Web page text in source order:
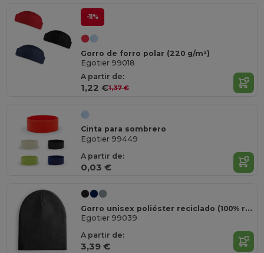
-11%
Gorro de forro polar (220 g/m²)
Egotier 99018
A partir de:
1,22 €1,37 €
Cinta para sombrero
Egotier 99449
A partir de:
0,03 €
Gorro unisex poliéster reciclado (100% rPET)
Egotier 99039
A partir de:
3,39 €